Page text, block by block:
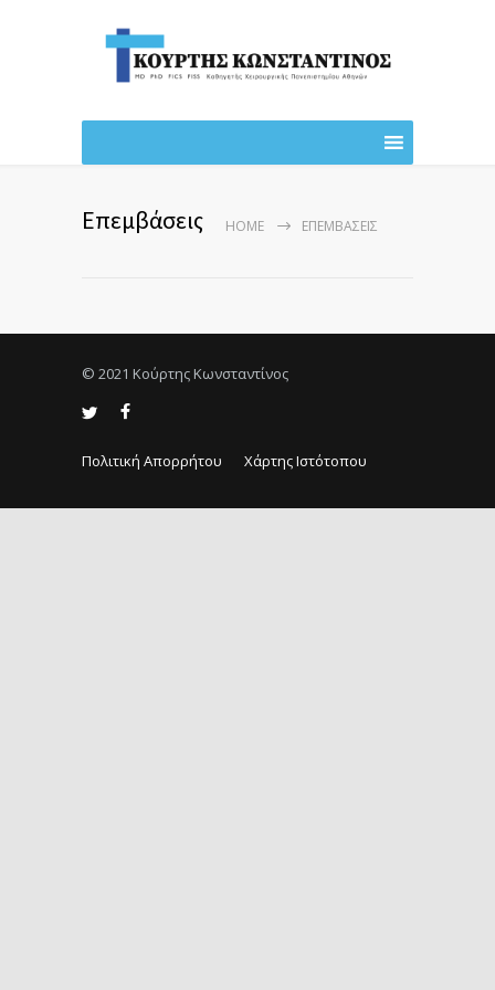
Επεμβάσεις HOME ΕΠΕΜΒΆΣΕΙΣ
© 2021 Κούρτης Κωνσταντίνος
Πολιτική Απορρήτου Χάρτης Ιστότοπου